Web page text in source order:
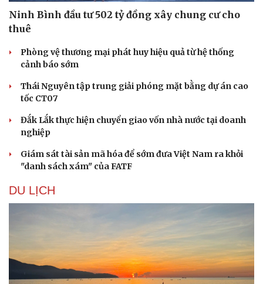
Ninh Bình đầu tư 502 tỷ đồng xây chung cư cho
thuê
Phòng vệ thương mại phát huy hiệu quả từ hệ thống
cảnh báo sớm
Thái Nguyên tập trung giải phóng mặt bằng dự án cao
tốc CT07
Đắk Lắk thực hiện chuyển giao vốn nhà nước tại doanh
nghiệp
Giám sát tài sản mã hóa để sớm đưa Việt Nam ra khỏi
"danh sách xám" của FATF
DU LỊCH